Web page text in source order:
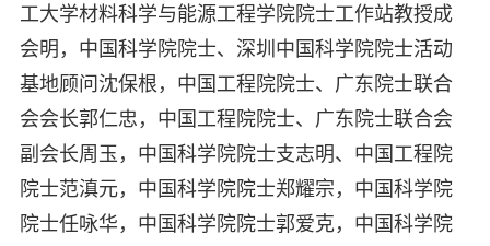
工大学材料科学与能源工程学院院士工作站教授成
会明，中国科学院院士、深圳中国科学院院士活动
基地顾问沈保根，中国工程院院士、广东院士联合
会会长郭仁忠，中国工程院院士、广东院士联合会
副会长周玉，中国科学院院士支志明、中国工程院
院士范滇元，中国科学院院士郑耀宗，中国科学院
院士任咏华，中国科学院院士郭爱克，中国科学院